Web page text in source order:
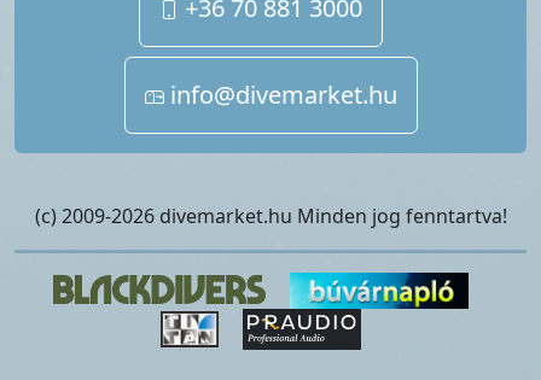
+36 70 881 3000
info@divemarket.hu
(c) 2009-2026 divemarket.hu Minden jog fenntartva!